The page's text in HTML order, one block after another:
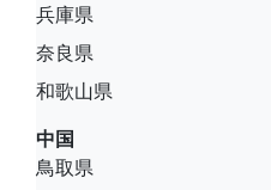
兵庫県
奈良県
和歌山県
中国
鳥取県